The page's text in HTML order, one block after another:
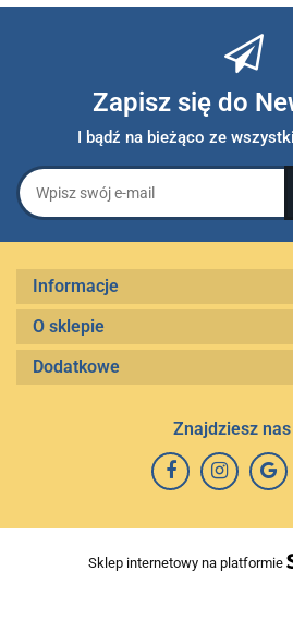
Zapisz się do
I bądź na bieżąco ze
Informacje
O sklepie
Dodatkowe
Znajdziesz
Sklep internetowy na platformie